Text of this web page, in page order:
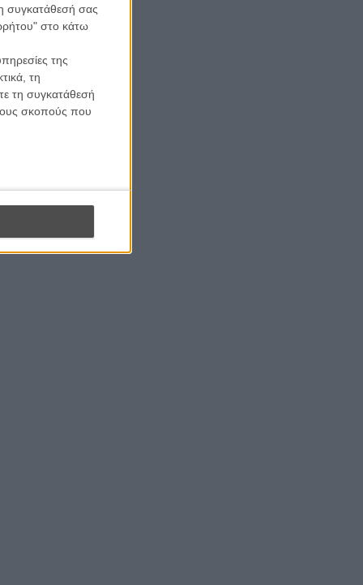
συγκατάθεσή σας
στο κάτω
της
τη
τη συγκατάθεσή
σκοπούς που
our weekly newsletter.
receive your newsletter.